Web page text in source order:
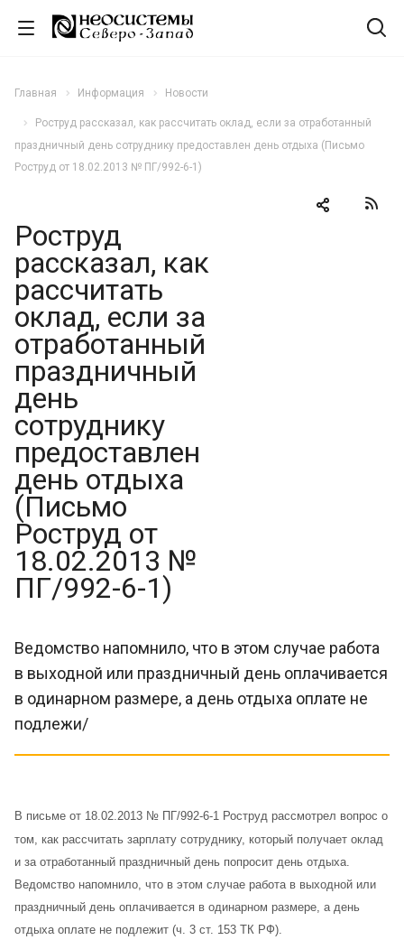
Главная Информация Новости
Роструд рассказал, как рассчитать оклад, если за отработанный
праздничный день сотруднику предоставлен день отдыха (Письмо
Роструд от 18.02.2013 № ПГ/992-6-1)
Роструд
рассказал, как
рассчитать
оклад, если за
отработанный
праздничный
день
сотруднику
предоставлен
день отдыха
(Письмо
Роструд от
18.02.2013 №
ПГ/992-6-1)
Ведомство напомнило, что в этом случае работа
в выходной или праздничный день оплачивается
в одинарном размере, а день отдыха оплате не
подлежи/
В письме от 18.02.2013 № ПГ/992-6-1 Роструд рассмотрел вопрос о
том, как рассчитать зарплату сотруднику, который получает оклад
и за отработанный праздничный день попросит день отдыха.
Ведомство напомнило, что в этом случае работа в выходной или
праздничный день оплачивается в одинарном размере, а день
отдыха оплате не подлежит (ч. 3 ст. 153 ТК РФ).